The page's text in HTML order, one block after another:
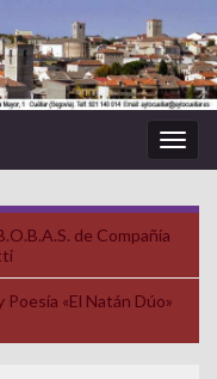
la
de Compañía
Poesía «El Natán Dúo»